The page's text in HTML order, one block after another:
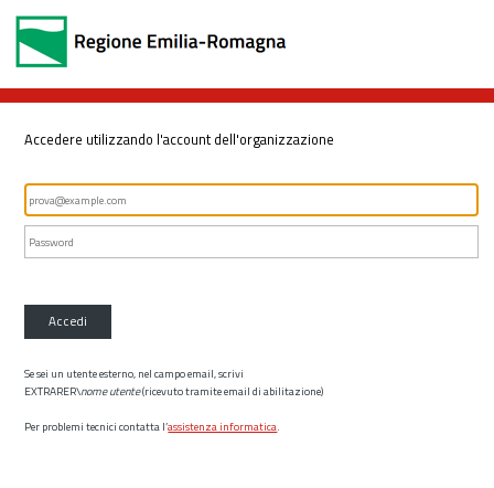
Accedere utilizzando l'account dell'organizzazione
Accedi
Se sei un utente esterno, nel campo email, scrivi
EXTRARER\nome utente(ricevuto tramite email di abilitazione)
Per problemi tecnici contatta l’assistenza informatica.